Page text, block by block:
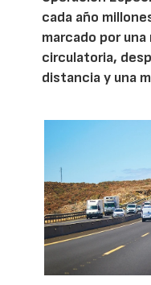
cada año
marcado por
circulatoria,
distancia y una